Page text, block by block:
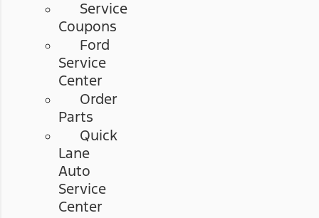
Service
Coupons
Ford
Service
Center
Order
Parts
Quick
Lane
Auto
Service
Center